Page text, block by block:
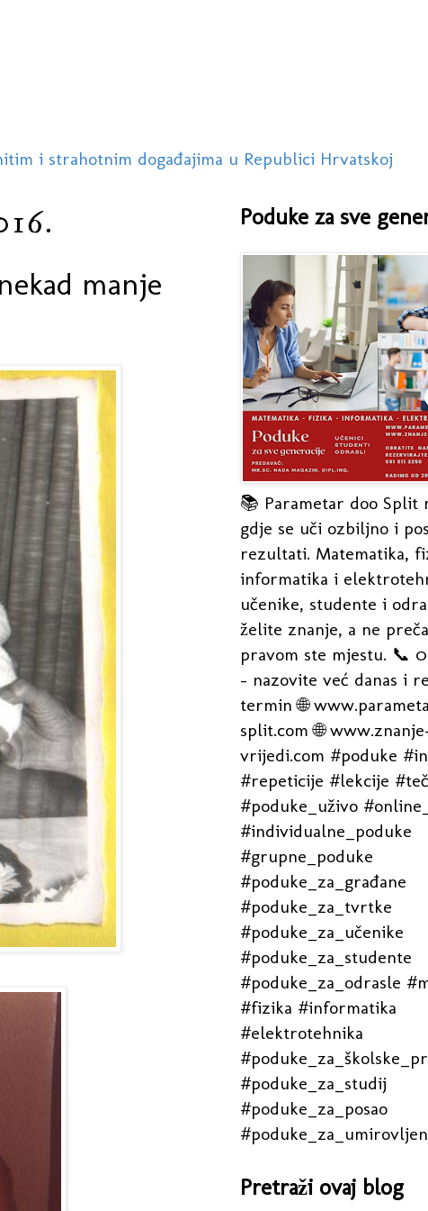
i strahotnim događajima u Republici Hrvatskoj
manje
Poduke za sve
📚 Parametar doo Split
gdje se uči ozbiljno i
rezultati. Matematika,
informatika i
učenike, studente i
želite znanje, a ne
pravom ste mjestu. 📞
- nazovite već danas i
termin 🌐
split.com 🌐
vrijedi.com #poduke
#repeticije #lekcije
#poduke_uživo
#individualne_poduke
#grupne_poduke
#poduke_za_građane
#poduke_za_tvrtke
#poduke_za_učenike
#poduke_za_studente
#poduke_za_odrasle
#fizika #informatika
#elektrotehnika
#poduke_za_studij
#poduke_za_posao
Pretraži ovaj blog